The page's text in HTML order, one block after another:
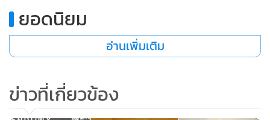
ยอดนิยม
อ่านเพิ่มเติม
ข่าวที่เกี่ยวข้อง